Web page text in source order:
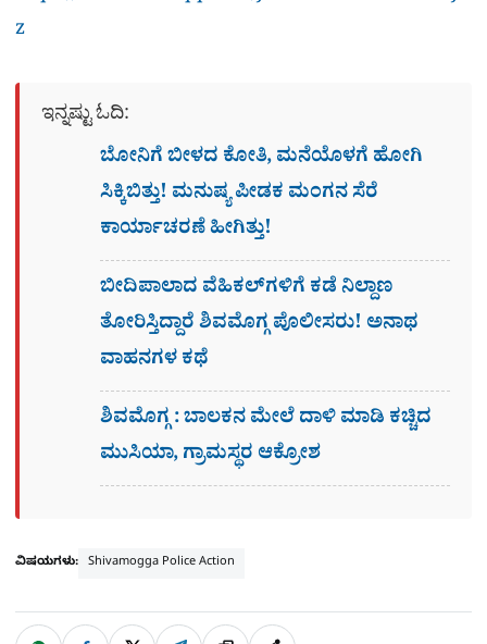
z
ಇನ್ನಷ್ಟು ಓದಿ:
ಬೋನಿಗೆ ಬೀಳದ ಕೋತಿ, ಮನೆಯೊಳಗೆ ಹೋಗಿ
ಸಿಕ್ಕಿಬಿತ್ತು! ಮನುಷ್ಯ ಪೀಡಕ ಮಂಗನ ಸೆರೆ
ಕಾರ್ಯಾಚರಣೆ ಹೀಗಿತ್ತು!
ಬೀದಿಪಾಲಾದ ವೆಹಿಕಲ್​ಗಳಿಗೆ ಕಡೆ ನಿಲ್ದಾಣ
ತೋರಿಸ್ತಿದ್ದಾರೆ ಶಿವಮೊಗ್ಗ ಪೊಲೀಸರು! ಅನಾಥ
ವಾಹನಗಳ ಕಥೆ
ಶಿವಮೊಗ್ಗ : ಬಾಲಕನ ಮೇಲೆ ದಾಳಿ ಮಾಡಿ ಕಚ್ಚಿದ
ಮುಸಿಯಾ, ಗ್ರಾಮಸ್ಥರ ಆಕ್ರೋಶ
ವಿಷಯಗಳು: Shivamogga Police Action